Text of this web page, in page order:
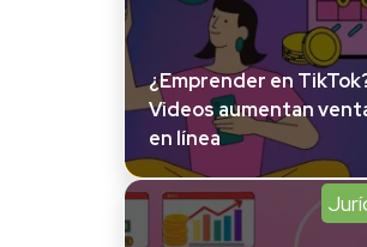
¿Emprender en
Videos aumentan
en línea